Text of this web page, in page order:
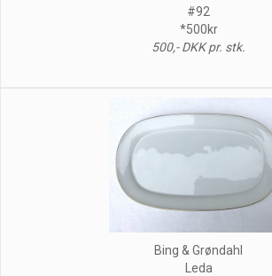
#92
*500kr
500,- DKK pr. stk.
Bing & Grøndahl
Leda